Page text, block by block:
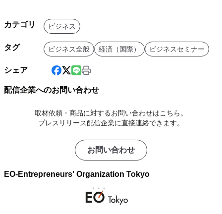
カテゴリ ビジネス
タグ ビジネス全般 経済（国際） ビジネスセミナー
シェア
配信企業へのお問い合わせ
取材依頼・商品に対するお問い合わせはこちら。
プレスリリース配信企業に直接連絡できます。
お問い合わせ
EO-Entrepreneurs' Organization Tokyo